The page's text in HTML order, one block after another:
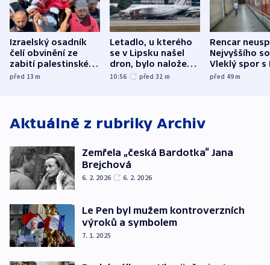
Izraelský osadník
čelí obvinění ze
zabití palestinského
aktivisty
před 13m
Letadlo, u kterého
se v Lipsku našel
dron, bylo naložené
municí, píší média
10:56 před 32 m
Rencar
Nejvyššího
Vleklý spor s
reklamní
před 49m
Aktuálně z rubriky Archiv
Zemřela „česká Bardotka“ Jana
Brejchová
6. 2. 2026 6. 2. 2026
Le Pen byl mužem kontroverzních
výroků a symbolem
7. 1. 2025